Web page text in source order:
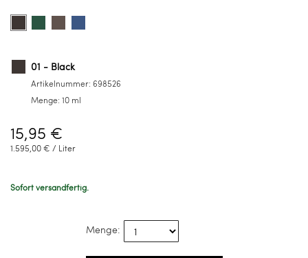
Farbe
auswählen
Product
options
01
-
Black
Product
options
12
Jade
Product
options
03
Brown
Product
options
05
Blue
01 - Black
Artikelnummer: 698526
Menge: 10 ml
15,95 €
1.595,00 € / Liter
Sofort versandfertig.
Menge: